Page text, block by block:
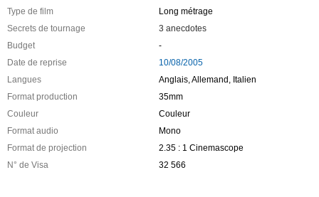
Type de film
Long métrage
Secrets de tournage
3 anecdotes
Budget
-
Date de reprise
10/08/2005
Langues
Anglais, Allemand, Italien
Format production
35mm
Couleur
Couleur
Format audio
Mono
Format de projection
2.35 : 1 Cinemascope
N° de Visa
32 566